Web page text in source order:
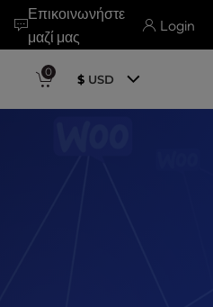
Επικοινωνήστε
μαζί μας
Login
0
$USD